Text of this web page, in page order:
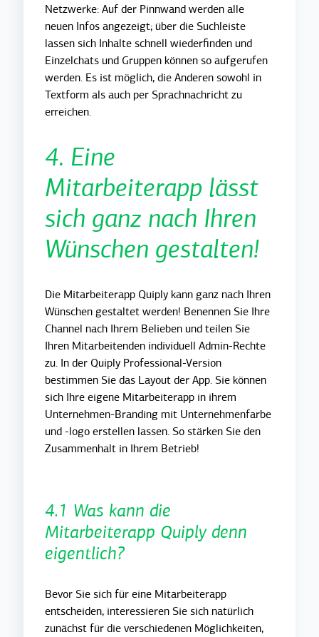
Netzwerke: Auf der Pinnwand werden alle
neuen Infos angezeigt; über die Suchleiste
lassen sich Inhalte schnell wiederfinden und
Einzelchats und Gruppen können so aufgerufen
werden. Es ist möglich, die Anderen sowohl in
Textform als auch per Sprachnachricht zu
erreichen.
4. Eine
Mitarbeiterapp lässt
sich ganz nach Ihren
Wünschen gestalten!
Die Mitarbeiterapp Quiply kann ganz nach Ihren
Wünschen gestaltet werden! Benennen Sie Ihre
Channel nach Ihrem Belieben und teilen Sie
Ihren Mitarbeitenden individuell Admin-Rechte
zu. In der Quiply Professional-Version
bestimmen Sie das Layout der App. Sie können
sich Ihre eigene Mitarbeiterapp in ihrem
Unternehmen-Branding mit Unternehmenfarbe
und -logo erstellen lassen. So stärken Sie den
Zusammenhalt in Ihrem Betrieb!
4.1 Was kann die
Mitarbeiterapp Quiply denn
eigentlich?
Bevor Sie sich für eine Mitarbeiterapp
entscheiden, interessieren Sie sich natürlich
zunächst für die verschiedenen Möglichkeiten,